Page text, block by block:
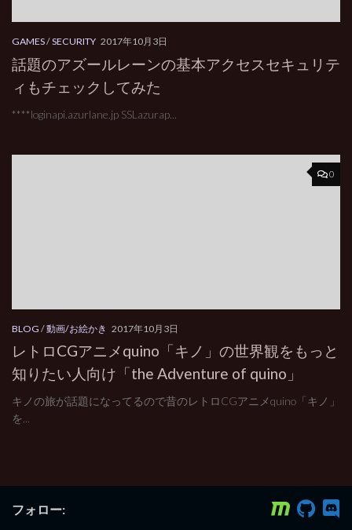
GAMES/SECURITY 2017年10月3日
話題のアズールレーンの基本アクセスセキュリテ
ィもチェックしてみた
****loginapi.azurlane.jp SSLazurap...
0
BLOG /動画/お絵かき 2017年10月3日
レトロCGアニメquino「キノ」の世界観をもっと
知りたい人向け「the Adventure of quino」
キノの旅が話題になってるので昔のレトロCGアニメquino「キノ」
を...
フォロー: